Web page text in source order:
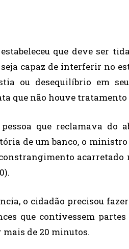
que deve ser
capaz de interferir no
ou desequilíbrio em
que não houve tratamento
que reclamava do
de um banco, o
acarretado
o cidadão precisou
que contivessem
mais de 20 minutos.